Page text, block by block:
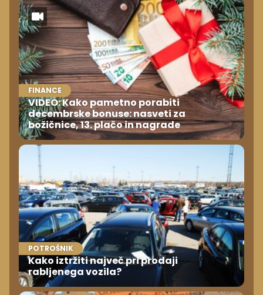
FINANCE
VIDEO: Kako pametno porabiti
decembrske bonuse: nasveti za
božičnice, 13. plačo in nagrade
POTROŠNIK
Kako iztržiti največ pri prodaji
rabljenega vozila?